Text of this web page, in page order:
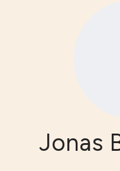
Jonas